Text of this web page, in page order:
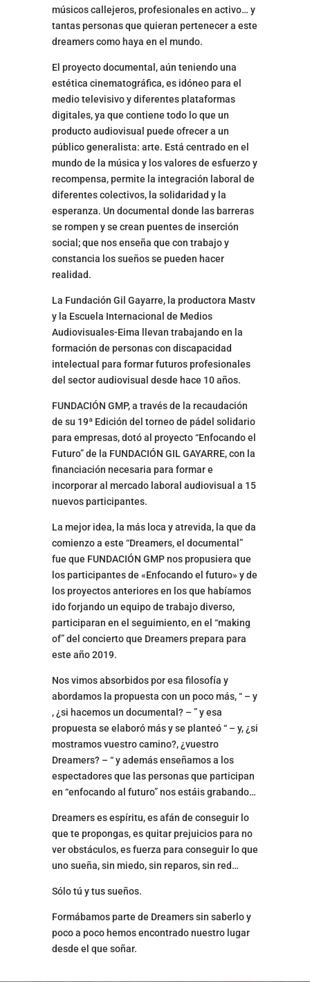
músicos callejeros, profesionales en activo… y
tantas personas que quieran pertenecer a este
dreamers como haya en el mundo.
El proyecto documental, aún teniendo una
estética cinematográfica, es idóneo para el
medio televisivo y diferentes plataformas
digitales, ya que contiene todo lo que un
producto audiovisual puede ofrecer a un
público generalista: arte. Está centrado en el
mundo de la música y los valores de esfuerzo y
recompensa, permite la integración laboral de
diferentes colectivos, la solidaridad y la
esperanza. Un documental donde las barreras
se rompen y se crean puentes de inserción
social; que nos enseña que con trabajo y
constancia los sueños se pueden hacer
realidad.
La Fundación Gil Gayarre, la productora Mastv
y la Escuela Internacional de Medios
Audiovisuales-Eima llevan trabajando en la
formación de personas con discapacidad
intelectual para formar futuros profesionales
del sector audiovisual desde hace 10 años.
FUNDACIÓN GMP, a través de la recaudación
de su 19ª Edición del torneo de pádel solidario
para empresas, dotó al proyecto “Enfocando el
Futuro” de la FUNDACIÓN GIL GAYARRE, con la
financiación necesaria para formar e
incorporar al mercado laboral audiovisual a 15
nuevos participantes.
La mejor idea, la más loca y atrevida, la que da
comienzo a este “Dreamers, el documental”
fue que FUNDACIÓN GMP nos propusiera que
los participantes de «Enfocando el futuro» y de
los proyectos anteriores en los que habíamos
ido forjando un equipo de trabajo diverso,
participaran en el seguimiento, en el “making
of” del concierto que Dreamers prepara para
este año 2019.
Nos vimos absorbidos por esa filosofía y
abordamos la propuesta con un poco más, “ – y
, ¿si hacemos un documental? – ” y esa
propuesta se elaboró más y se planteó “ – y, ¿si
mostramos vuestro camino?, ¿vuestro
Dreamers? – “ y además enseñamos a los
espectadores que las personas que participan
en “enfocando al futuro” nos estáis grabando…
Dreamers es espíritu, es afán de conseguir lo
que te propongas, es quitar prejuicios para no
ver obstáculos, es fuerza para conseguir lo que
uno sueña, sin miedo, sin reparos, sin red…
Sólo tú y tus sueños.
Formábamos parte de Dreamers sin saberlo y
poco a poco hemos encontrado nuestro lugar
desde el que soñar.